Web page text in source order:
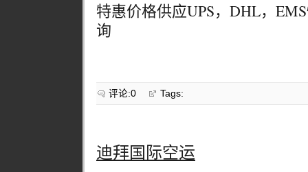
特惠价格供应UPS，DHL，
询
评论:0 Tags:
迪拜国际空运